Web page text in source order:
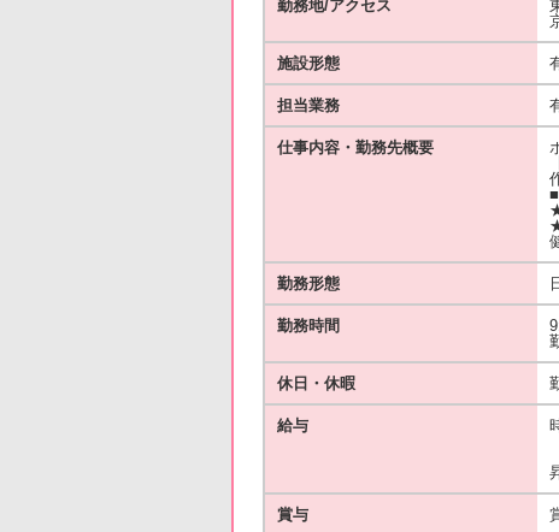
勤務地/アクセス
施設形態
担当業務
仕事内容・勤務先概要
勤務形態
勤務時間
休日・休暇
給与
賞与